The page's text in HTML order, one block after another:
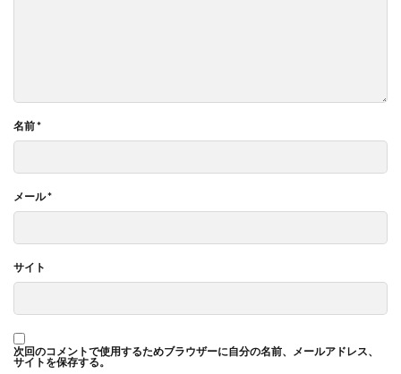
名前*
メール*
サイト
次回のコメントで使用するためブラウザーに自分の名前、メールアドレス、
サイトを保存する。